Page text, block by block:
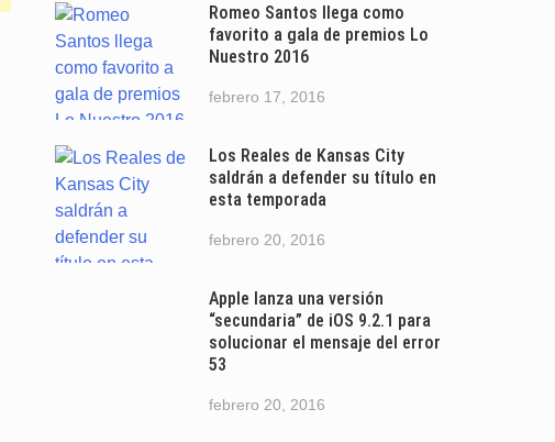
Romeo Santos llega como
favorito a gala de premios Lo
Nuestro 2016
febrero 17, 2016
Los Reales de Kansas City
saldrán a defender su título en
esta temporada
febrero 20, 2016
Apple lanza una versión
“secundaria” de iOS 9.2.1 para
solucionar el mensaje del error
53
febrero 20, 2016